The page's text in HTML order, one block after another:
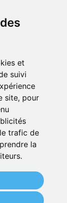
et
suivi
site, pour
trafic de
la
vous
un Point Relais